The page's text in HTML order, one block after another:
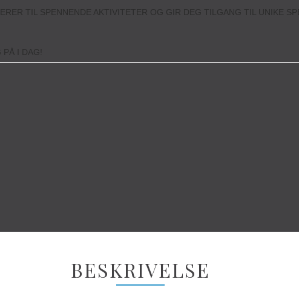
TIL SPENNENDE AKTIVITETER OG GIR DEG TILGANG TIL UNIKE
I DAG!
BESKRIVELSE